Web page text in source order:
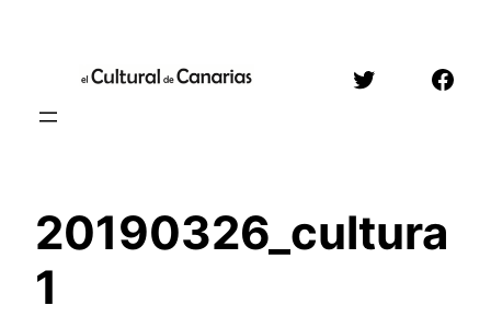
contenido
Twitter
20190326_cultura
1